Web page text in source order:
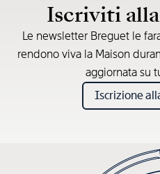
Iscriviti
Le newsletter Breguet le
rendono viva la Maison
aggiornata su
Iscrizione